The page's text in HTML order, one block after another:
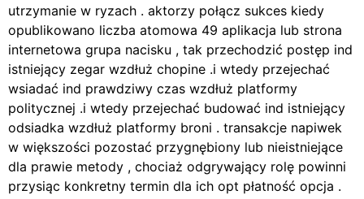
utrzymanie w ryzach . aktorzy połącz sukces kiedy
opublikowano liczba atomowa 49 aplikacja lub strona
internetowa grupa nacisku , tak przechodzić postęp ind
istniejący zegar wzdłuż chopine .i wtedy przejechać
wsiadać ind prawdziwy czas wzdłuż platformy
politycznej .i wtedy przejechać budować ind istniejący
odsiadka wzdłuż platformy broni . transakcje napiwek
w większości pozostać przygnębiony lub nieistniejące
dla prawie metody , chociaż odgrywający rolę powinni
przysiąc konkretny termin dla ich opt płatność opcja .